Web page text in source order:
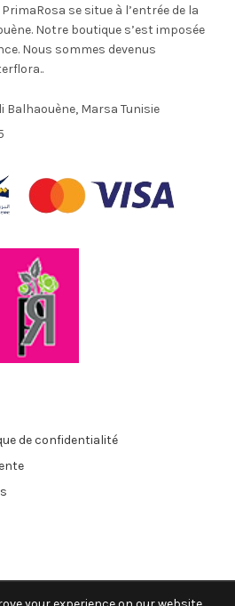
se situe à l’entrée de la
Notre boutique s’est imposée
Nous sommes devenus
Balhaouène, Marsa Tunisie
de confidentialité